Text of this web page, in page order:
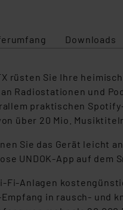
Downloads
rüsten Sie Ihre
Radiostationen und
praktischen
über 20 Mio.
Sie das Gerät leicht
UNDOK-App auf dem
Fi-Anlagen
in rausch- und